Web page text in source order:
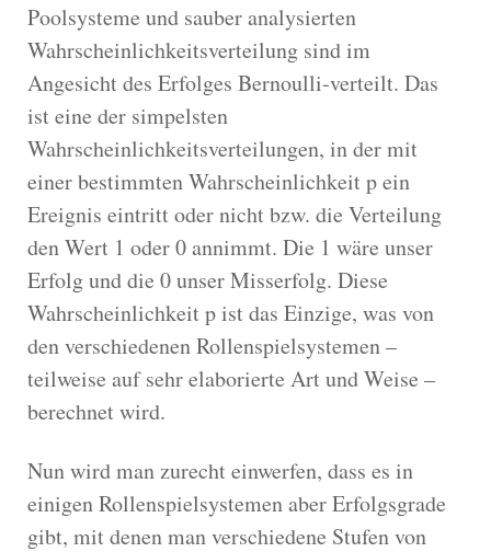
Poolsysteme und sauber analysierten
Wahrscheinlichkeitsverteilung sind im
Angesicht des Erfolges Bernoulli-verteilt. Das
ist eine der simpelsten
Wahrscheinlichkeitsverteilungen, in der mit
einer bestimmten Wahrscheinlichkeit p ein
Ereignis eintritt oder nicht bzw. die Verteilung
den Wert 1 oder 0 annimmt. Die 1 wäre unser
Erfolg und die 0 unser Misserfolg. Diese
Wahrscheinlichkeit p ist das Einzige, was von
den verschiedenen Rollenspielsystemen –
teilweise auf sehr elaborierte Art und Weise –
berechnet wird.
Nun wird man zurecht einwerfen, dass es in
einigen Rollenspielsystemen aber Erfolgsgrade
gibt, mit denen man verschiedene Stufen von